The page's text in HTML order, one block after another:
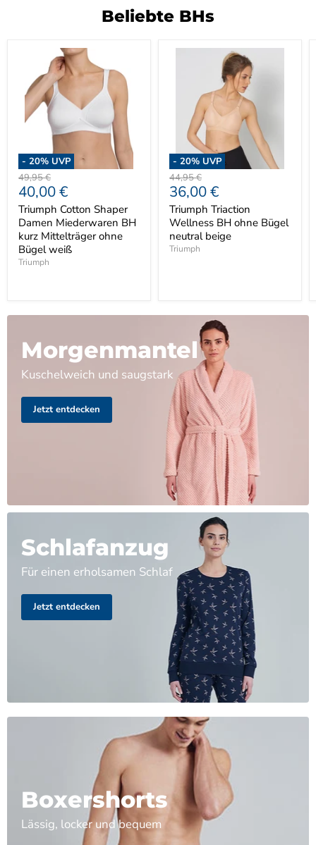
Beliebte BHs
- 20% UVP
Ursprünglicher
Preis
49,95 €
Aktueller
Preis
40,00 €
Triumph Cotton Shaper
Damen Miederwaren BH
kurz Mittelträger ohne
Bügel weiß
Triumph
- 20% UVP
Ursprünglicher
Preis
44,95 €
Aktueller
Preis
36,00 €
Triumph Triaction
Wellness BH ohne Bügel
neutral beige
Triumph
Morgenmantel
Kuschelweich und saugstark
Jetzt entdecken
Schlafanzug
Für einen erholsamen Schlaf
Jetzt entdecken
Boxershorts
Lässig, locker und bequem